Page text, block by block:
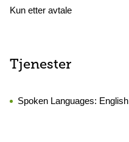
Kun etter avtale
Tjenester
Spoken Languages: English